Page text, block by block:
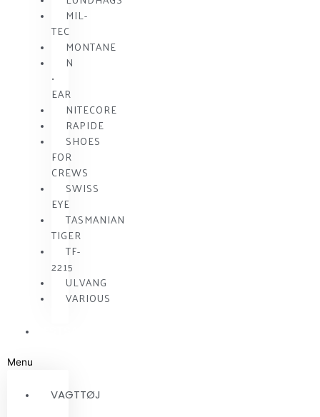
MIL-
TEC
MONTANE
N
•
EAR
NITECORE
RAPIDE
SHOES
FOR
CREWS
SWISS
EYE
TASMANIAN
TIGER
TF-
2215
ULVANG
VARIOUS
Menu
VAGTTØJ